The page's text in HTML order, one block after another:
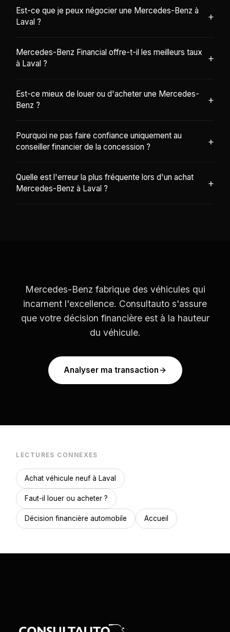
Est-ce que je peux négocier une Mercedes-Benz à
Laval ?
+
Mercedes-Benz Financial offre-t-il les meilleurs taux
à Laval ?
+
Est-ce mieux de louer ou d'acheter une Mercedes-
Benz ?
+
Pourquoi ne pas faire confiance uniquement au
conseiller financier de la concession ?
+
Quelle est l'erreur la plus fréquente lors d'un achat
Mercedes-Benz à Laval ?
+
Mercedes-Benz fabrique des véhicules qui
incarnent l'excellence. Consultauto s'assure
que votre décision financière est à la hauteur
du véhicule.
Analyser ma transaction
LECTURES CONNEXES
Achat véhicule neuf à Laval
Faut-il louer ou acheter ?
Décision financière automobile Accueil